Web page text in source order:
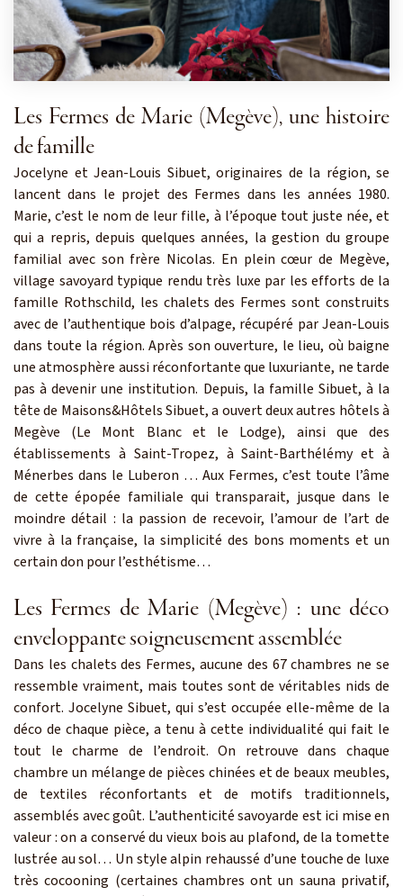
Les Fermes de Marie (Megève), une histoire
de famille
Jocelyne et Jean-Louis Sibuet, originaires de la région, se
lancent dans le projet des Fermes dans les années 1980.
Marie, c’est le nom de leur fille, à l’époque tout juste née, et
qui a repris, depuis quelques années, la gestion du groupe
familial avec son frère Nicolas. En plein cœur de Megève,
village savoyard typique rendu très luxe par les efforts de la
famille Rothschild, les chalets des Fermes sont construits
avec de l’authentique bois d’alpage, récupéré par Jean-Louis
dans toute la région. Après son ouverture, le lieu, où baigne
une atmosphère aussi réconfortante que luxuriante, ne tarde
pas à devenir une institution. Depuis, la famille Sibuet, à la
tête de Maisons&Hôtels Sibuet, a ouvert deux autres hôtels à
Megève (Le Mont Blanc et le Lodge), ainsi que des
établissements à Saint-Tropez, à Saint-Barthélémy et à
Ménerbes dans le Luberon … Aux Fermes, c’est toute l’âme
de cette épopée familiale qui transparait, jusque dans le
moindre détail : la passion de recevoir, l’amour de l’art de
vivre à la française, la simplicité des bons moments et un
certain don pour l’esthétisme…
Les Fermes de Marie (Megève) : une déco
enveloppante soigneusement assemblée
Dans les chalets des Fermes, aucune des 67 chambres ne se
ressemble vraiment, mais toutes sont de véritables nids de
confort. Jocelyne Sibuet, qui s’est occupée elle-même de la
déco de chaque pièce, a tenu à cette individualité qui fait le
tout le charme de l’endroit. On retrouve dans chaque
chambre un mélange de pièces chinées et de beaux meubles,
de textiles réconfortants et de motifs traditionnels,
assemblés avec goût. L’authenticité savoyarde est ici mise en
valeur : on a conservé du vieux bois au plafond, de la tomette
lustrée au sol… Un style alpin rehaussé d’une touche de luxe
très cocooning (certaines chambres ont un sauna privatif,